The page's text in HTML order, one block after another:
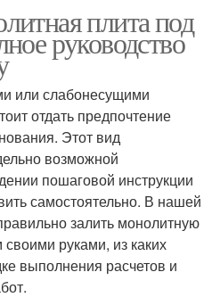
плита под
руководство
или слабонесущими
отдать предпочтение
Этот вид
возможной
пошаговой инструкции
самостоятельно. В нашей
залить монолитную
руками, из каких
выполнения расчетов и